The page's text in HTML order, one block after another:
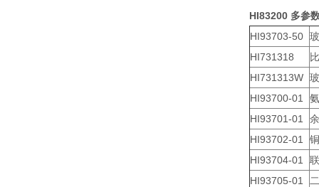
HI83200 多参
HI93703-50
HI731318
HI731313W
HI93700-01
HI93701-01
HI93702-01
HI93704-01
HI93705-01